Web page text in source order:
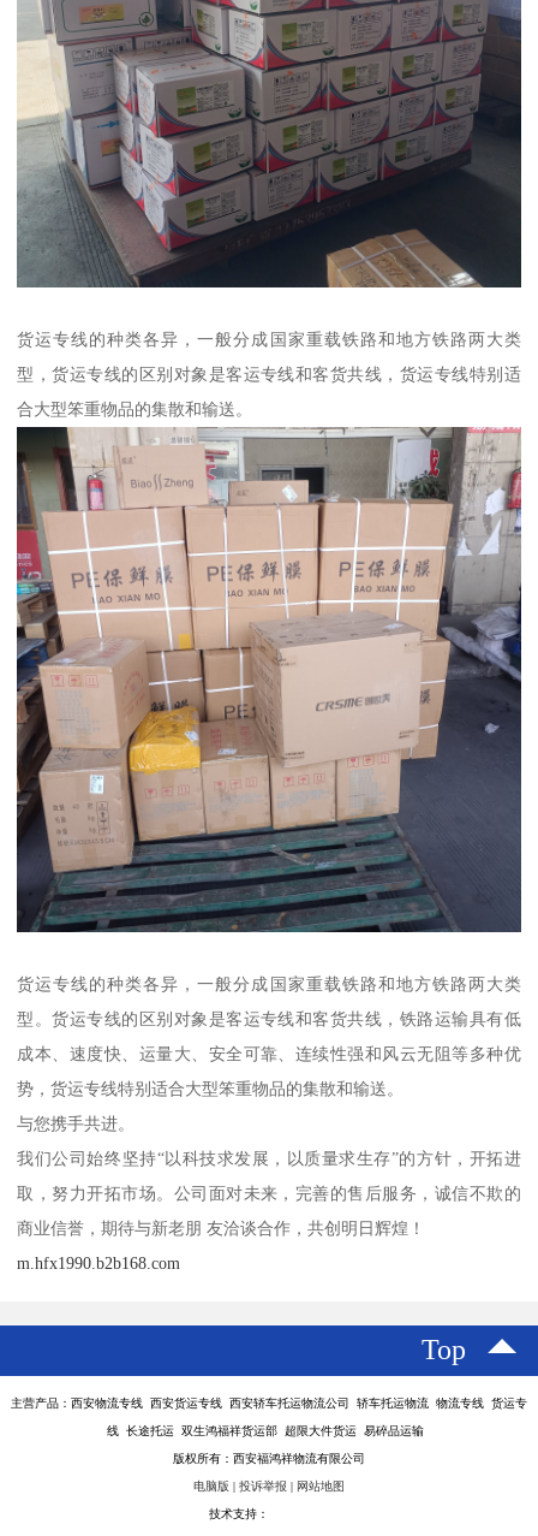
货运专线的种类各异，一般分成国家重载铁路和地方铁路两大类
型，货运专线的区别对象是客运专线和客货共线，货运专线特别适
合大型笨重物品的集散和输送。
货运专线的种类各异，一般分成国家重载铁路和地方铁路两大类
型。货运专线的区别对象是客运专线和客货共线，铁路运输具有低
成本、速度快、运量大、安全可靠、连续性强和风云无阻等多种优
势，货运专线特别适合大型笨重物品的集散和输送。
与您携手共进。
我们公司始终坚持“以科技求发展，以质量求生存”的方针，开拓进
取，努力开拓市场。公司面对未来，完善的售后服务，诚信不欺的
商业信誉，期待与新老朋 友洽谈合作，共创明日辉煌！
m.hfx1990.b2b168.com
Top
主营产品：西安物流专线 西安货运专线 西安轿车托运物流公司 轿车托运物流 物流专线 货运专
线 长途托运 双生鸿福祥货运部 超限大件货运 易碎品运输
版权所有：西安福鸿祥物流有限公司
电脑版 | 投诉举报 | 网站地图
技术支持：